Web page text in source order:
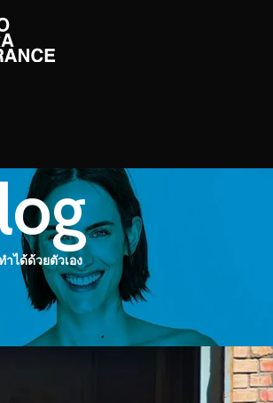
ำได้ด้วยตัวเอง
ลิ่นหอมสดชื่น